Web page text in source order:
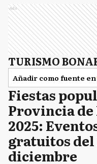
Ads
TURISMO
Añadir como fuente en
Fiestas
Provincia de
2025:
gratuitos del
diciembre